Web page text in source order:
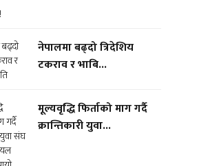
नेपालमा बढ्दो त्रिदेशिय
टकराव र भाबि...
मूल्यवृद्धि फिर्ताको माग गर्दै
क्रान्तिकारी युवा...